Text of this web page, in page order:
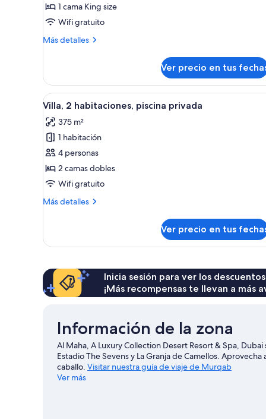
habitación,
piscina
privada
1 cama King size
Wifi gratuito
Más detalles
Más
1
habitación,
piscina
Ver precio en tus
Ver
todas
las
fotos
de
Villa,
2
piscina
Paisaje desértico con dos
11
Villa, 2 habitaciones, piscina privada
375 m²
1 habitación
4 personas
2 camas dobles
Wifi gratuito
Más detalles
Más
2
privada
Ver precio en tus
Inicia sesión para ver los
¡Más recompensas te llevan a más
Información de la zona
Al Maha, A Luxury Collection Desert Resort & Spa,
Estadio The Sevens y La Granja de Camellos.
caballo. Visitar nuestra guía de viaje de Murqab
Ver más